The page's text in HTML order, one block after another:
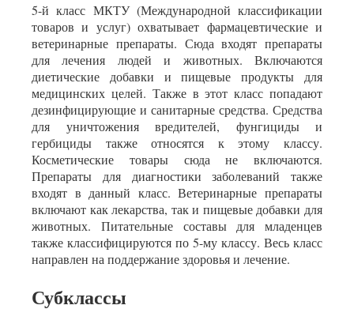
5-й класс МКТУ (Международной классификации
товаров и услуг) охватывает фармацевтические и
ветеринарные препараты. Сюда входят препараты
для лечения людей и животных. Включаются
диетические добавки и пищевые продукты для
медицинских целей. Также в этот класс попадают
дезинфицирующие и санитарные средства. Средства
для уничтожения вредителей, фунгициды и
гербициды также относятся к этому классу.
Косметические товары сюда не включаются.
Препараты для диагностики заболеваний также
входят в данный класс. Ветеринарные препараты
включают как лекарства, так и пищевые добавки для
животных. Питательные составы для младенцев
также классифицируются по 5-му классу. Весь класс
направлен на поддержание здоровья и лечение.
Субклассы